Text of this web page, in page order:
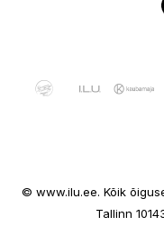
© www.ilu.ee. Kõik
Tallinn